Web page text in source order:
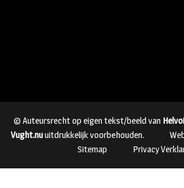
© Auteursrecht op eigen tekst/beeld van
Vught.nuuitdrukkelijk voorbehouden.
Sitemap
Privacy